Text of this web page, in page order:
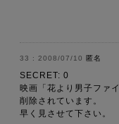
2008/07/10 匿名
SECRET: 0
映画「花より男子ファ
削除されています。
早く見させて下さい。